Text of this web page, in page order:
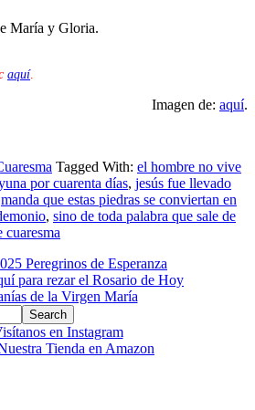
María y Gloria.
aquí.
Imagen de: aquí.
Tagged With: el hombre no vive
por cuarenta días, jesús fue llevado
manda que estas piedras se conviertan en
, sino de toda palabra que sale de
cuaresma